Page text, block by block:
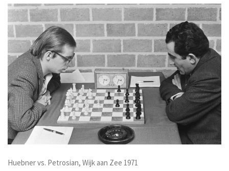
Huebner vs. Petrosian, Wijk aan Zee 1971